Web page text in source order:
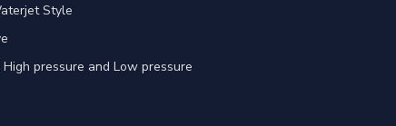
Style
pressure and Low pressure